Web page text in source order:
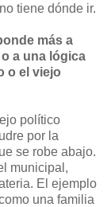
tiene dónde ir.
más a
a una lógica
o el viejo
político
por la
se robe abajo.
municipal,
El ejemplo
una familia